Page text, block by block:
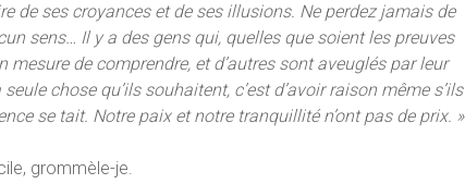
de ses croyances et de ses illusions. Ne perdez jamais de
sens… Il y a des gens qui, quelles que soient les preuves
de comprendre, et d’autres sont aveuglés par leur
chose qu’ils souhaitent, c’est d’avoir raison même s’ils
se tait. Notre paix et notre tranquillité n’ont pas de prix. »
grommèle-je.